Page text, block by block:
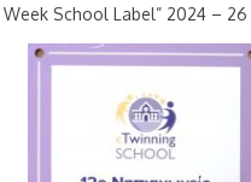
Week School Label” 2024 – 26